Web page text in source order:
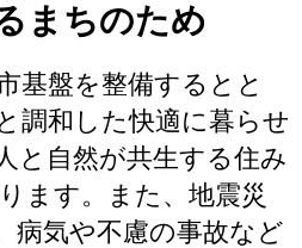
まちのため
基盤を整備するとと
調和した快適に暮らせ
と自然が共生する住み
ます。また、地震災
病気や不慮の事故など